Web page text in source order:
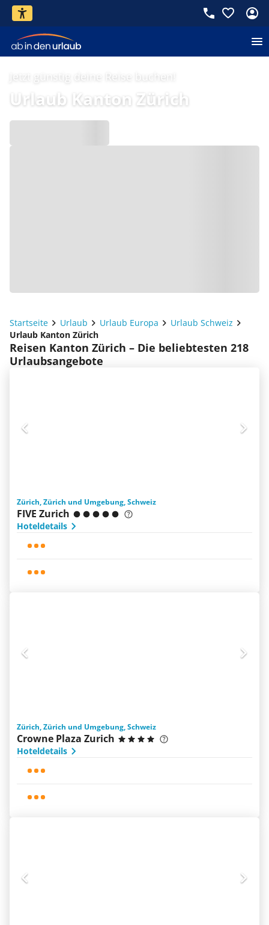
Jetzt günstig deine Reise buchen!
Urlaub Kanton Zürich
Startseite Urlaub Urlaub Europa
Urlaub Schweiz
Urlaub Kanton Zürich
Reisen Kanton Zürich – Die beliebtesten 218
Urlaubsangebote
Zürich, Zürich und Umgebung, Schweiz
FIVE Zurich
Hoteldetails
Zürich, Zürich und Umgebung, Schweiz
Crowne Plaza Zurich
Hoteldetails